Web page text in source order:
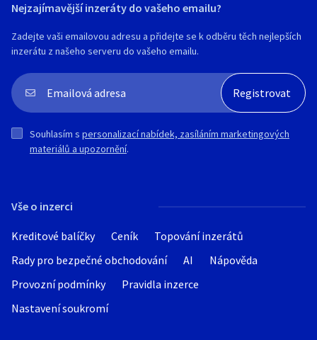
Vše o inzerci
Kreditové balíčky Ceník
Topování inzerátů
Rady pro bezpečné obchodování
AI
Nápověda
Provozní podmínky
Pravidla inzerce
Nastavení soukromí
Nejzajímavější inzeráty do vašeho emailu?
Zadejte vaši emailovou adresu a přidejte se k odběru těch nejlepších
inzerátu z našeho serveru do vašeho emailu.
Souhlasím s personalizací nabídek, zasíláním marketingových
materiálů a upozornění.